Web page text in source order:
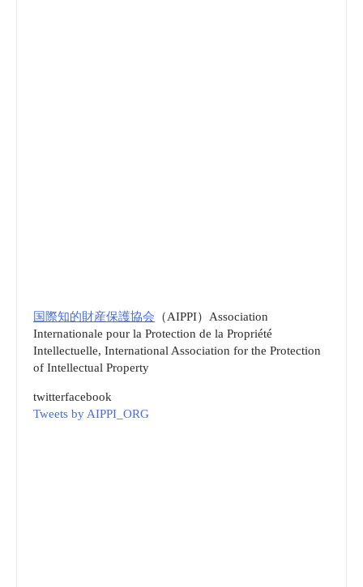
国際知的財産保護協会 （AIPPI）Association
Internationale pour la Protection de la Propriété
Intellectuelle, International Association for the Protection
of Intellectual Property
twitterfacebook
Tweets by AIPPI_ORG